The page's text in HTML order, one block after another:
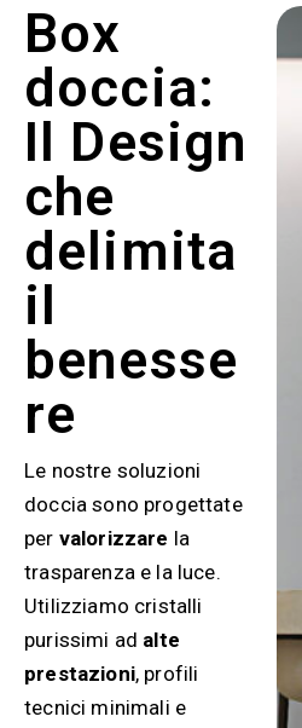
Box
doccia:
Il Design
che
delimita
il
benesse
re
Le nostre soluzioni
doccia sono progettate
per valorizzare la
trasparenza e la luce.
Utilizziamo cristalli
purissimi ad alte
prestazioni, profili
tecnici minimali e